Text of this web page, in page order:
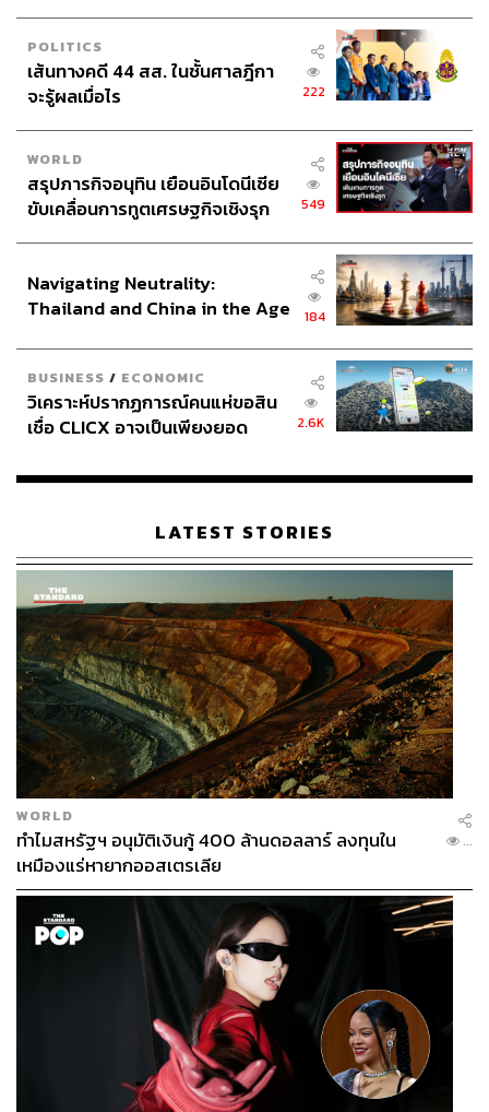
POLITICS
เส้นทางคดี 44 สส. ในชั้นศาลฎีกา
จะรู้ผลเมื่อไร
222
WORLD
สรุปภารกิจอนุทิน เยือนอินโดนีเซีย
ขับเคลื่อนการทูตเศรษฐกิจเชิงรุก
549
Navigating Neutrality:
Thailand and China in the Age
184
BUSINESS / ECONOMIC
วิเคราะห์ปรากฏการณ์คนแห่ขอสิน
เชื่อ CLICX อาจเป็นเพียงยอด
เรือนไทยที่ถูกซุกไว้
2.6K
LATEST STORIES
WORLD
ทำไมสหรัฐฯ อนุมัติเงินกู้ 400 ล้านดอลลาร์ ลงทุนใน
เหมืองแร่หายากออสเตรเลีย
...